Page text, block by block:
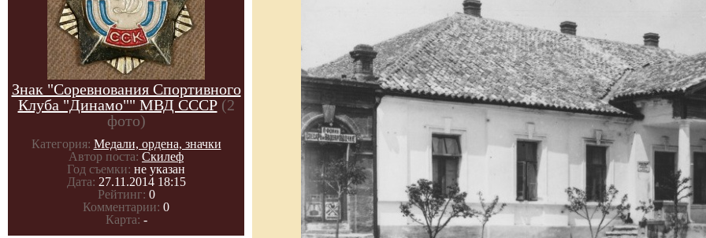
Знак "Соревнования Спортивного
Клуба "Динамо"" МВД СССР (2
фото)
Категория: Медали, ордена, значки
Автор поста: Скилеф
Год съемки: не указан
Дата: 27.11.2014 18:15
Рейтинг: 0
Комментарии: 0
Карта: -